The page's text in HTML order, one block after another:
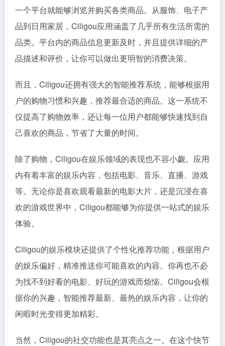
一个平台就能够浏览并购买各类商品。从服饰、电子产
品到日用家居，Ciligou应用涵盖了几乎所有生活所需的
品类。平台内的商品信息更新及时，并且提供详细的产
品描述和评价，让你可以做出更明智的消费决策。
而且，Ciligou还拥有强大的智能推荐系统，能够根据用
户的购物习惯和兴趣，推荐最合适的商品。这一系统不
仅提高了购物效率，还让每一位用户都能够快速找到自
己喜欢的商品，节省了大量的时间。
除了购物，Ciligou在娱乐领域的表现也不容小觑。应用
内有着丰富的娱乐内容，包括电影、音乐、直播、游戏
等。无论你是喜欢观看最新的电影大片，还是沉浸在喜
欢的游戏世界中，Ciligou都能够为你提供一站式的娱乐
体验。
Ciligou的娱乐模块还提供了个性化推荐功能，根据用户
的娱乐偏好，精准推送你可能喜欢的内容。你再也不必
为找不到好看的电影、好玩的游戏而烦恼。Ciligou会根
据你的兴趣，智能推荐最新、最热的娱乐内容，让你的
闲暇时光变得更加精彩。
当然，Ciligou的社交功能也是其亮点之一。在这个快节